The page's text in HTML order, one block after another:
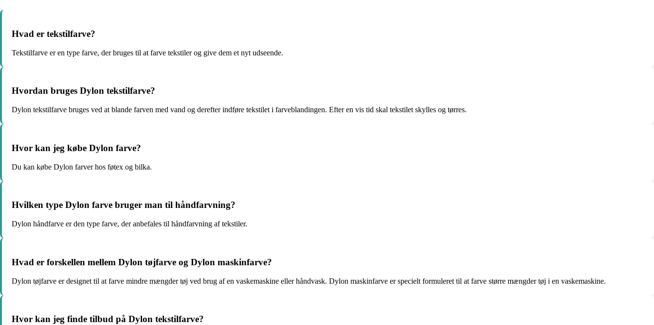
Hvad er tekstilfarve?
Tekstilfarve er en type farve, der bruges til at farve tekstiler og give dem et nyt udseende.
Hvordan bruges Dylon tekstilfarve?
Dylon tekstilfarve bruges ved at blande farven med vand og derefter indføre tekstilet i farveblandingen. Efter en vis tid skal tekstilet skylles og tørres.
Hvor kan jeg købe Dylon farve?
Du kan købe Dylon farver hos føtex og bilka.
Hvilken type Dylon farve bruger man til håndfarvning?
Dylon håndfarve er den type farve, der anbefales til håndfarvning af tekstiler.
Hvad er forskellen mellem Dylon tøjfarve og Dylon maskinfarve?
Dylon tøjfarve er designet til at farve mindre mængder tøj ved brug af en vaskemaskine eller håndvask. Dylon maskinfarve er specielt formuleret til at farve større mængder tøj i en vaskemaskine.
Hvor kan jeg finde tilbud på Dylon tekstilfarve?